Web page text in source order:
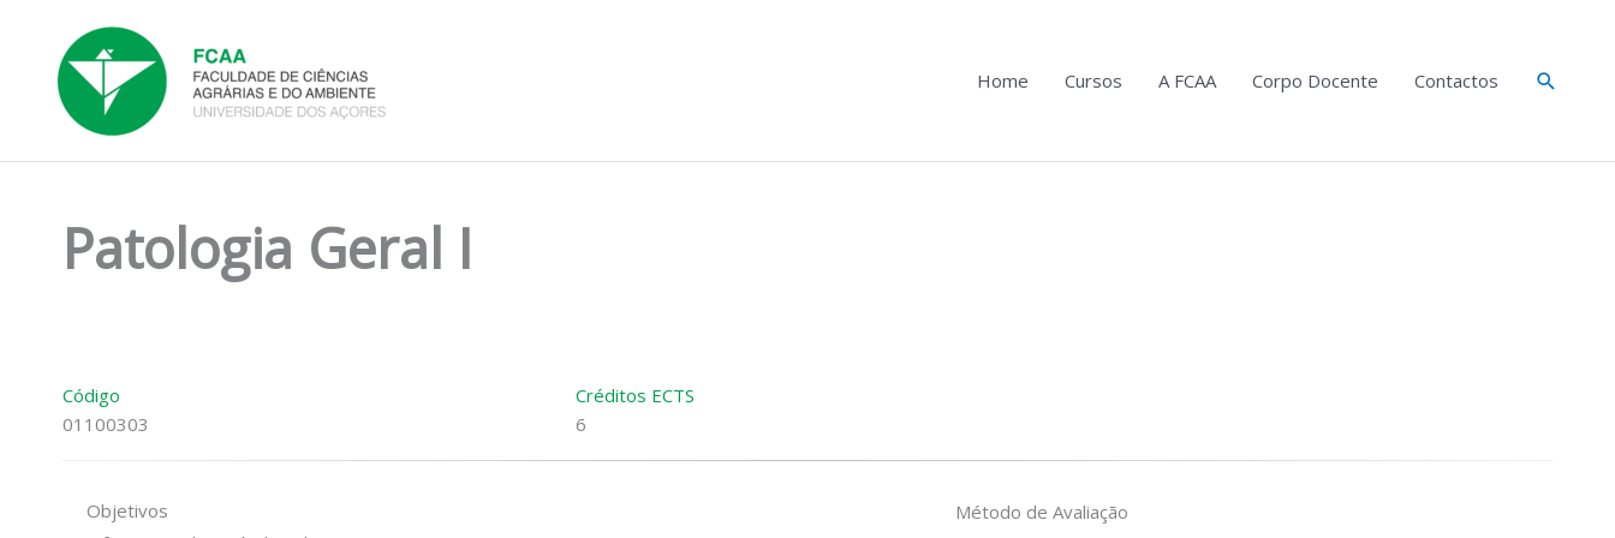
content
Home Cursos A FCAA Corpo Docente Contactos Search
Patologia Geral I
Código
01100303
Créditos ECTS
6
Objetivos
Método de Avaliação